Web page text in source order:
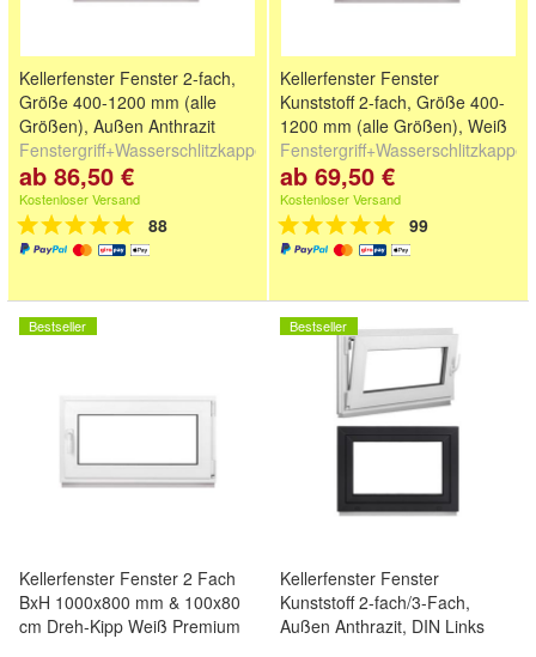
Kellerfenster Fenster 2-fach,
Größe 400-1200 mm (alle
Größen), Außen Anthrazit
Fenstergriff+Wasserschlitzkappen+Fensterbankanschlussprofil
ab 86,50 €
Kostenloser Versand
88
Kellerfenster Fenster
Kunststoff 2-fach, Größe 400-
1200 mm (alle Größen), Weiß
ab 69,50 €
Kostenloser Versand
99
Bestseller
Kellerfenster Fenster 2 Fach
BxH 1000x800 mm & 100x80
cm Dreh-Kipp Weiß Premium
Bestseller
Kellerfenster Fenster
Kunststoff 2-fach/3-Fach,
Außen Anthrazit, DIN Links